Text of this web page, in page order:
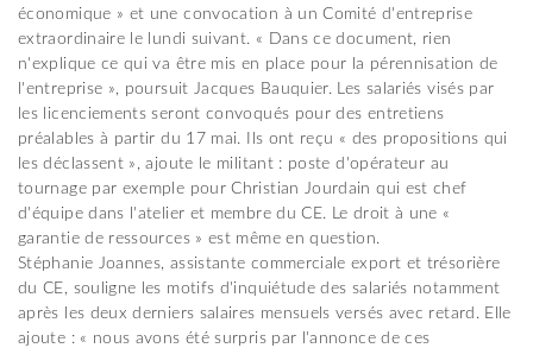
économique » et une convocation à un Comité d'entreprise
extraordinaire le lundi suivant. « Dans ce document, rien
n'explique ce qui va être mis en place pour la pérennisation de
l'entreprise », poursuit Jacques Bauquier. Les salariés visés par
les licenciements seront convoqués pour des entretiens
préalables à partir du 17 mai. Ils ont reçu « des propositions qui
les déclassent », ajoute le militant : poste d'opérateur au
tournage par exemple pour Christian Jourdain qui est chef
d'équipe dans l'atelier et membre du CE. Le droit à une «
garantie de ressources » est même en question.
Stéphanie Joannes, assistante commerciale export et trésorière
du CE, souligne les motifs d'inquiétude des salariés notamment
après les deux derniers salaires mensuels versés avec retard. Elle
ajoute : « nous avons été surpris par l'annonce de ces